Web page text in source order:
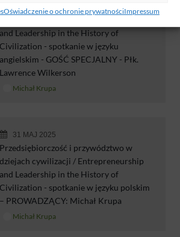
Oświadczenie o ochronie prywatnościImpressum
Przedsiębiorczość i przywództwo w
and Leadership in the History of
Civilization - spotkanie w języku
angielskim - GOŚĆ SPECJALNY - Płk.
Lawrence Wilkerson
Michał Krupa
31 MAJ 2025
Przedsiębiorczość i przywództwo w
dziejach cywilizacji / Entrepreneurship
and Leadership in the History of
Civilization - spotkanie w języku polskim
– PROWADZĄCY: Michał Krupa
Michał Krupa